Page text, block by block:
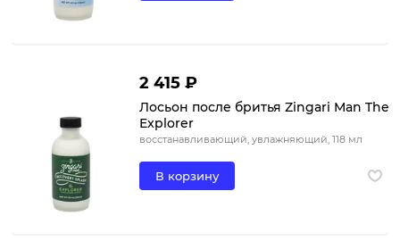
2 415 ₽
Лосьон после бритья Zingari Man The
Explorer
восстанавливающий, увлажняющий, 118 мл
В корзину